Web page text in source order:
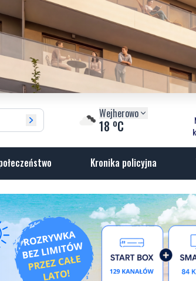
Wejherowo
18 oC
Kronika policyjna